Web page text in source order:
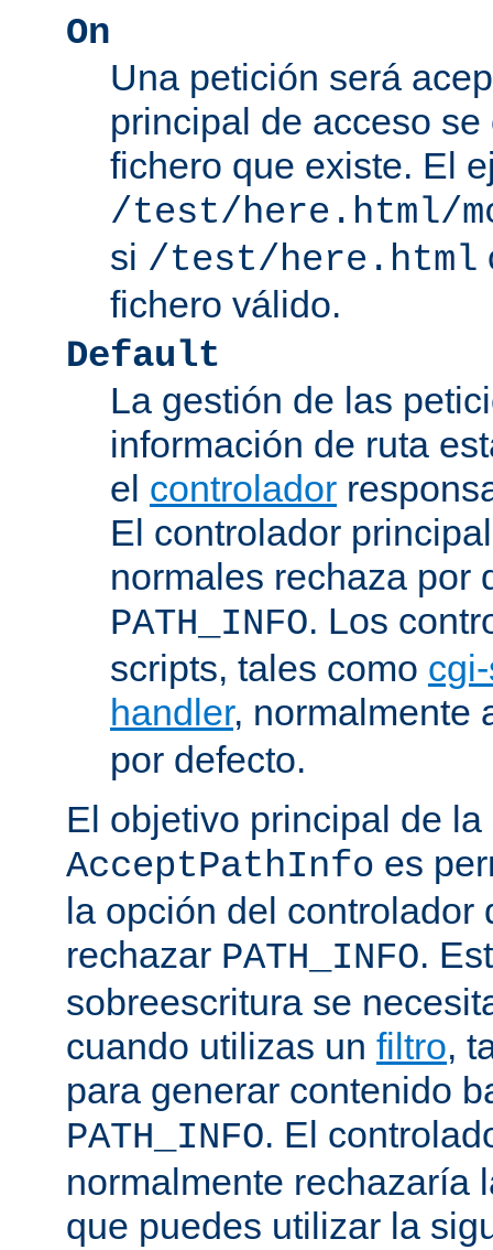
On
Una petición será
principal de acceso
fichero que existe. El
/test/here.html/
si /test/here.html
fichero válido.
Default
La gestión de las
información de ruta
el controlador
El controlador
normales rechaza por
PATH_INFO. Los
scripts, tales como
handler, normalmente
por defecto.
El objetivo principal de la
AcceptPathInfo es
la opción del controlador
rechazar PATH_INFO.
sobreescritura se
cuando utilizas un filtro,
para generar contenido
PATH_INFO. El
normalmente rechazaría
que puedes utilizar la